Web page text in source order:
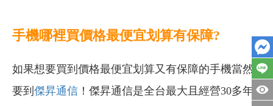
手機哪裡買價格最便宜划算有保障?
如果想要買到價格最便宜划算又有保障的手機當然
要到 傑昇通信 ！傑昇通信是全台最大且經營30多年